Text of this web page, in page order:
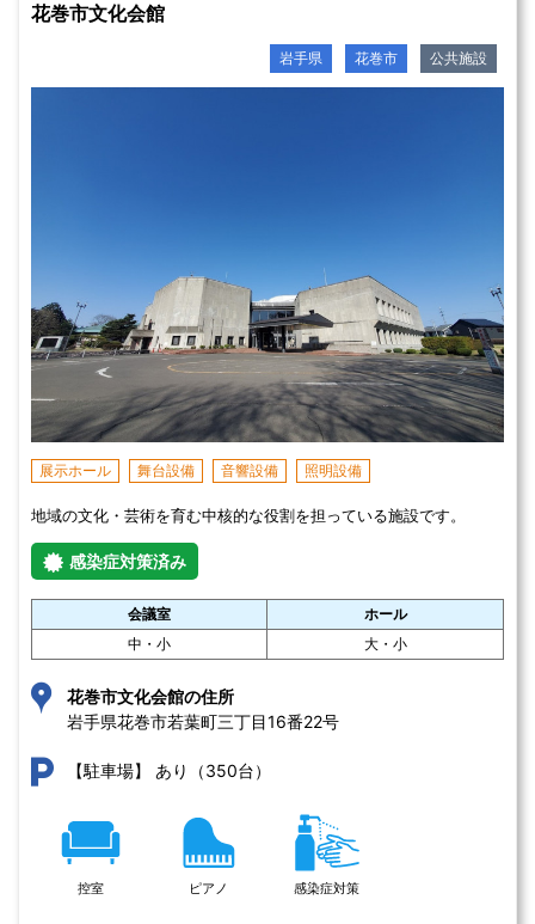
花巻市文化会館
岩手県 花巻市 公共施設
展示ホール 舞台設備 音響設備 照明設備
地域の文化・芸術を育む中核的な役割を担っている施設です。
感染症対策済み
会議室
ホール
中・小
大・小
花巻市文化会館の住所
岩手県花巻市若葉町三丁目16番22号
【駐車場】 あり（350台）
控室 ピアノ 感染症対策